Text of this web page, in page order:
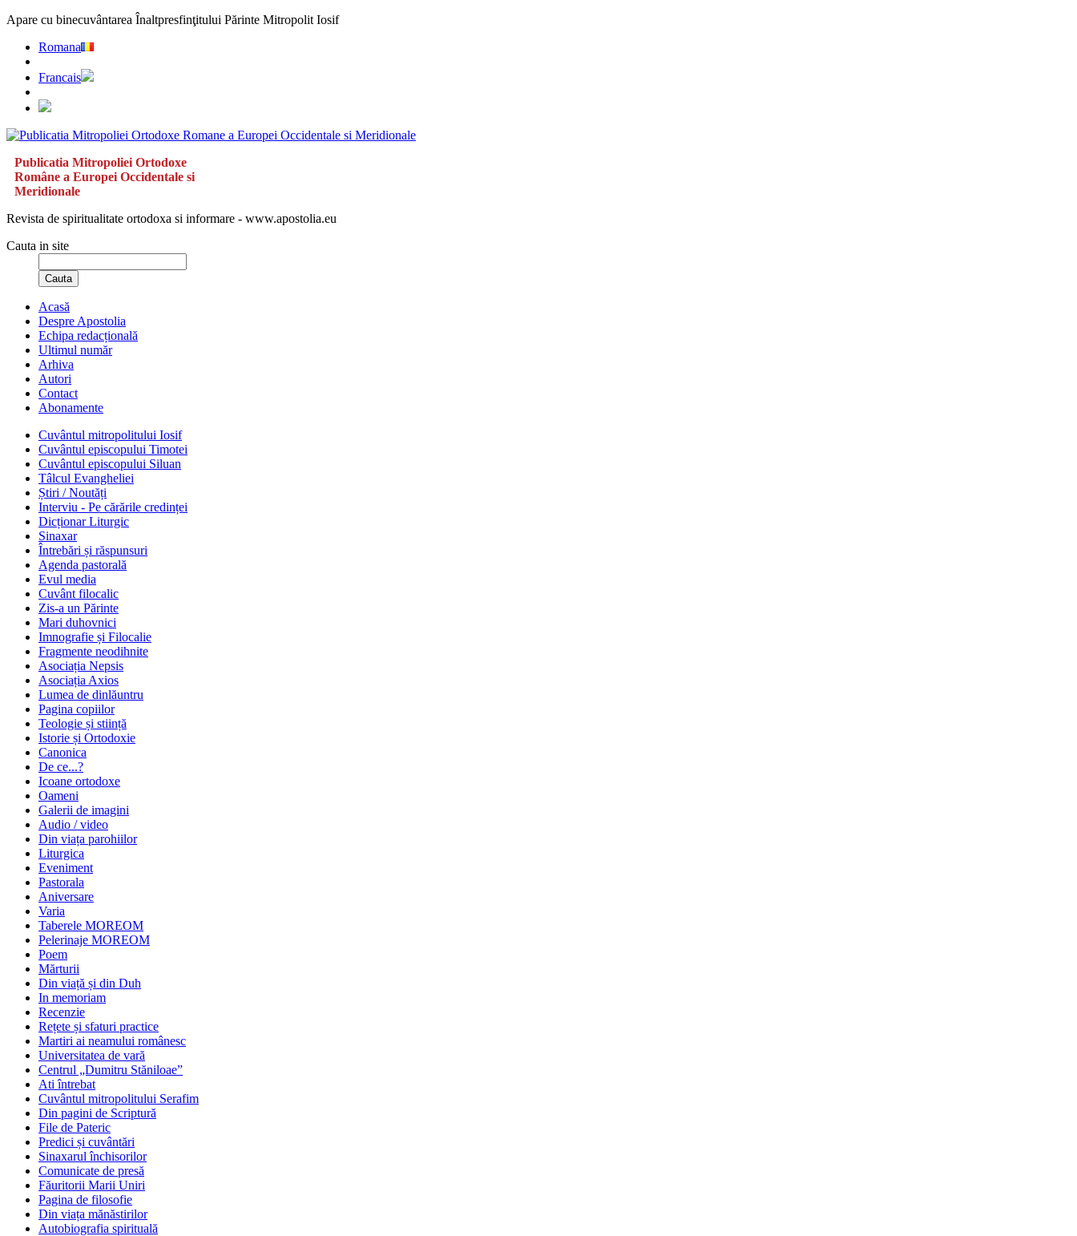
Apare cu binecuvântarea Înaltpresfinţitului Părinte Mitropolit Iosif
Romana
Francais
Publicatia Mitropoliei Ortodoxe
Române a Europei Occidentale si
Meridionale
Revista de spiritualitate ortodoxa si informare - www.apostolia.eu
Cauta in site
Cauta
Acasă
Despre Apostolia
Echipa redacțională
Ultimul număr
Arhiva
Autori
Contact
Abonamente
Cuvântul mitropolitului Iosif
Cuvântul episcopului Timotei
Cuvântul episcopului Siluan
Tâlcul Evangheliei
Știri / Noutăți
Interviu - Pe cărările credinței
Dicționar Liturgic
Sinaxar
Întrebări și răspunsuri
Agenda pastorală
Evul media
Cuvânt filocalic
Zis-a un Părinte
Mari duhovnici
Imnografie și Filocalie
Fragmente neodihnite
Asociația Nepsis
Asociația Axios
Lumea de dinlăuntru
Pagina copiilor
Teologie și stiință
Istorie și Ortodoxie
Canonica
De ce...?
Icoane ortodoxe
Oameni
Galerii de imagini
Audio / video
Din viața parohiilor
Liturgica
Eveniment
Pastorala
Aniversare
Varia
Taberele MOREOM
Pelerinaje MOREOM
Poem
Mărturii
Din viață și din Duh
In memoriam
Recenzie
Rețete și sfaturi practice
Martiri ai neamului românesc
Universitatea de vară
Centrul „Dumitru Stăniloae”
Ati întrebat
Cuvântul mitropolitului Serafim
Din pagini de Scriptură
File de Pateric
Predici și cuvântări
Sinaxarul închisorilor
Comunicate de presă
Făuritorii Marii Uniri
Pagina de filosofie
Din viața mănăstirilor
Autobiografia spirituală